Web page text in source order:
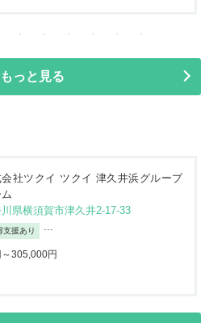
もっと見る
会社ツクイ ツクイ 津久井浜グループ
県横須賀市津久井2-17-33
支援あり ...
305,000円